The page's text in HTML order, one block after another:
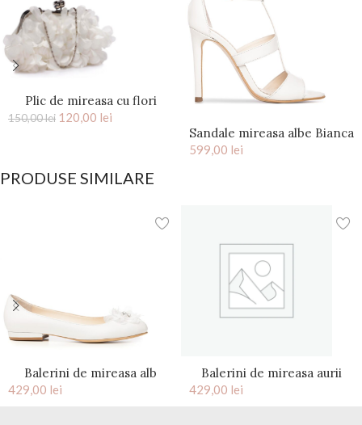
Plic de mireasa cu flori
saten Ivory Kiss
150,00lei 120,00 lei
Sandale mireasa albe Bianca
599,00 lei
PRODUSE SIMILARE
Balerini de mireasa alb
perlat cu funda satin si
429,00 lei
Balerini de mireasa aurii
accesorizati Alice
429,00 lei